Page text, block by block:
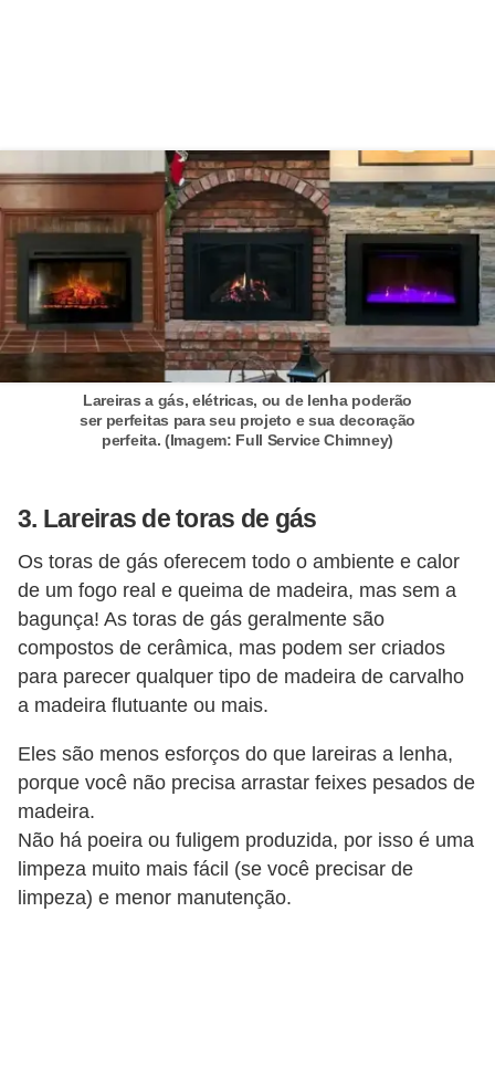
Lareiras a gás, elétricas, ou de lenha poderão
ser perfeitas para seu projeto e sua decoração
perfeita. (Imagem: Full Service Chimney)
3. Lareiras de toras de gás
Os toras de gás oferecem todo o ambiente e calor
de um fogo real e queima de madeira, mas sem a
bagunça! As toras de gás geralmente são
compostos de cerâmica, mas podem ser criados
para parecer qualquer tipo de madeira de carvalho
a madeira flutuante ou mais.
Eles são menos esforços do que lareiras a lenha,
porque você não precisa arrastar feixes pesados ​​de
madeira.
Não há poeira ou fuligem produzida, por isso é uma
limpeza muito mais fácil (se você precisar de
limpeza) e menor manutenção.
s
S
í
n
d
i
c
n
d
o
m
í
n
o
s